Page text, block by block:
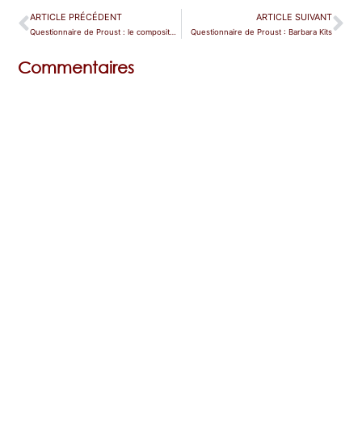
ARTICLE PRÉCÉDENT ARTICLE SUIVANT
Questionnaire de Proust : Barbara Kits
Commentaires